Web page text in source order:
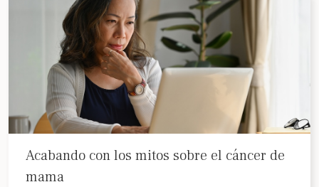
Acabando con los mitos sobre el cáncer de
mama